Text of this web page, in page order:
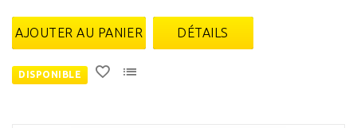
AJOUTER AU PANIER DÉTAILS
DISPONIBLE